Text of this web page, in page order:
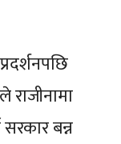
राजीनामा
बन्न